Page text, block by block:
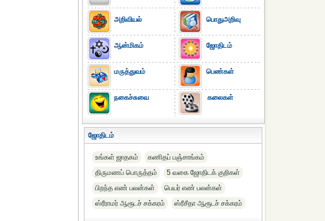
அறிவியல்
ஆன்மிகம்
மருத்துவம்
நகைச்சுவை
பொதுஅறிவு
ஜோதிடம்
பெண்கள்
கலைகள்
ஜோதிடம்
உங்கள் ஜாதகம்
கணிதப் பஞ்சாங்கம்
திருமணப் பொருத்தம்
5 வகை ஜோதிடக் குறிகள்
பிறந்த எண் பலன்கள்
பெயர் எண் பலன்கள்
ஸ்ரீராமர் ஆரூடச் சக்கரம்
ஸ்ரீசீதா ஆரூடச் சக்கரம்